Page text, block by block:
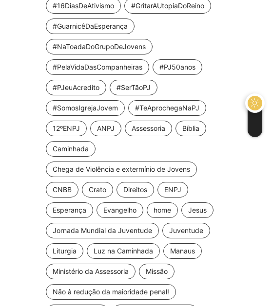
#16DiasDeAtivismo #GritarAUtopiaDoReino
#GuarnicêDaEsperança
#NaToadaDoGrupoDeJovens
#PelaVidaDasCompanheiras #PJ50anos
#PJeuAcredito #SerTãoPJ
#SomosIgrejaJovem #TeAprochegaNaPJ
12ºENPJ ANPJ Assessoria Bíblia
Caminhada
Chega de Violência e extermínio de Jovens
CNBB Crato Direitos ENPJ
Esperança Evangelho home Jesus
Jornada Mundial da Juventude Juventude
Liturgia Luz na Caminhada Manaus
Ministério da Assessoria Missão
Não à redução da maioridade penal!